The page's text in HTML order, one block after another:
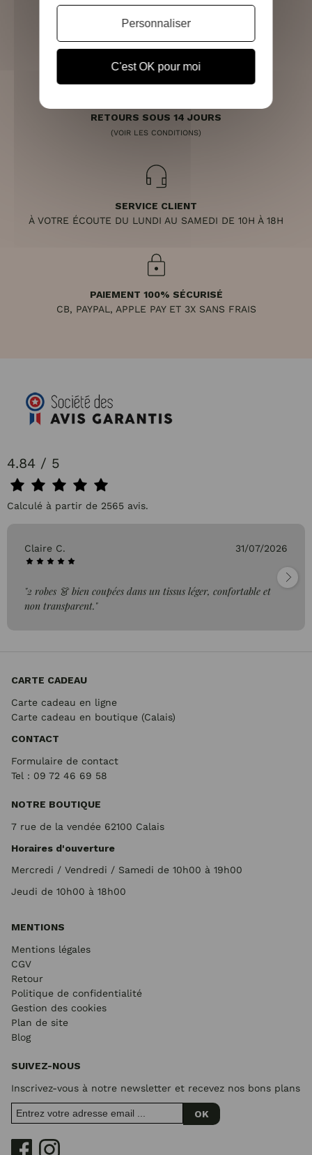
LIVRAISON RAPIDE
OFFERTE DÈS 70€
RETOURS SOUS 14 JOURS
(VOIR LES CONDITIONS)
SERVICE CLIENT
À VOTRE ÉCOUTE DU LUNDI AU SAMEDI DE 10H À 18H
PAIEMENT 100% SÉCURISÉ
CB, PAYPAL, APPLE PAY ET 3X SANS FRAIS
4.84 / 5
Calculé à partir de 2565 avis.
Claire C. 31/07/2026
"2 robes 👗 bien coupées dans un tissus léger, confortable et
non transparent."
CARTE CADEAU
Carte cadeau en ligne
Carte cadeau en boutique (Calais)
CONTACT
Formulaire de contact
Tel : 09 72 46 69 58
NOTRE BOUTIQUE
7 rue de la vendée 62100 Calais
Horaires d'ouverture
Mercredi / Vendredi / Samedi de 10h00 à 19h00
Jeudi de 10h00 à 18h00
MENTIONS
Mentions légales
CGV
Retour
Politique de confidentialité
Gestion des cookies
Plan de site
Blog
SUIVEZ-NOUS
Inscrivez-vous à notre newsletter et recevez nos bons plans
OK
C'est OK pour moi
Personnaliser